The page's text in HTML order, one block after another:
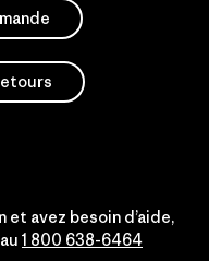
avez besoin d’aide,
1 800 638-6464